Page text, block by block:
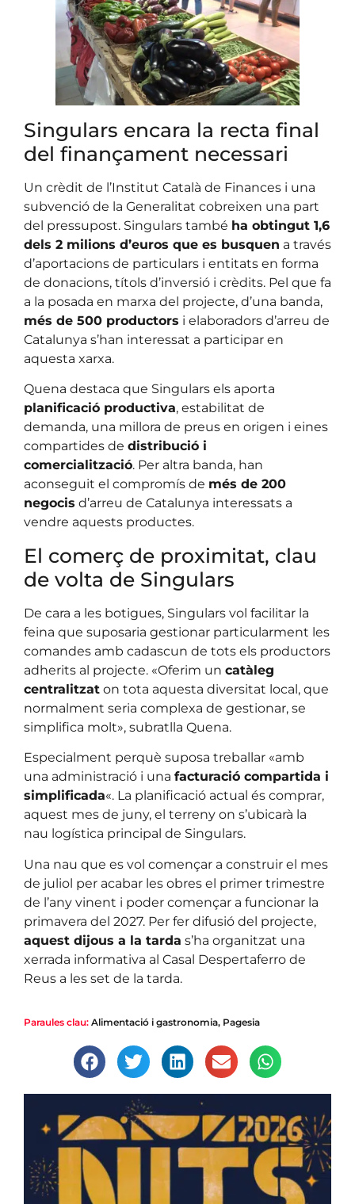
Singulars encara la recta final
del finançament necessari
Un crèdit de l’Institut Català de Finances i una
subvenció de la Generalitat cobreixen una part
del pressupost. Singulars també ha obtingut 1,6
dels 2 milions d’euros que es busquen a través
d’aportacions de particulars i entitats en forma
de donacions, títols d’inversió i crèdits. Pel que fa
a la posada en marxa del projecte, d’una banda,
més de 500 productors i elaboradors d’arreu de
Catalunya s’han interessat a participar en
aquesta xarxa.
Quena destaca que Singulars els aporta
planificació productiva, estabilitat de
demanda, una millora de preus en origen i eines
compartides de distribució i
comercialització. Per altra banda, han
aconseguit el compromís de més de 200
negocis d’arreu de Catalunya interessats a
vendre aquests productes.
El comerç de proximitat, clau
de volta de Singulars
De cara a les botigues, Singulars vol facilitar la
feina que suposaria gestionar particularment les
comandes amb cadascun de tots els productors
adherits al projecte. «Oferim un catàleg
centralitzat on tota aquesta diversitat local, que
normalment seria complexa de gestionar, se
simplifica molt», subratlla Quena.
Especialment perquè suposa treballar «amb
una administració i una facturació compartida i
simplificada«. La planificació actual és comprar,
aquest mes de juny, el terreny on s’ubicarà la
nau logística principal de Singulars.
Una nau que es vol començar a construir el mes
de juliol per acabar les obres el primer trimestre
de l’any vinent i poder començar a funcionar la
primavera del 2027. Per fer difusió del projecte,
aquest dijous a la tarda s’ha organitzat una
xerrada informativa al Casal Despertaferro de
Reus a les set de la tarda.
Paraules clau: Alimentació i gastronomia, Pagesia